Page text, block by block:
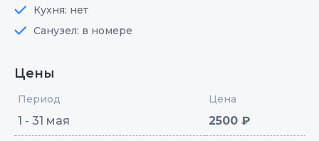
Кухня: нет
Санузел: в номере
Цены
Период Цена
1 - 31 мая 2500 ₽